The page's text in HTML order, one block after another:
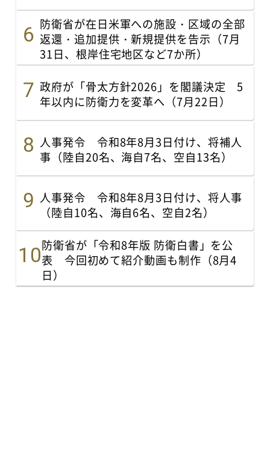
防衛省が在日米軍への施設・区域の全部
返還・追加提供・新規提供を告示（7月
31日、根岸住宅地区など7か所）
政府が「骨太方針2026」を閣議決定 5
年以内に防衛力を変革へ（7月22日）
人事発令 令和8年8月3日付け、将補人
事（陸自20名、海自7名、空自13名）
人事発令 令和8年8月3日付け、将人事
（陸自10名、海自6名、空自2名）
防衛省が「令和8年版 防衛白書」を公
表 今回初めて紹介動画も制作（8月4
日）